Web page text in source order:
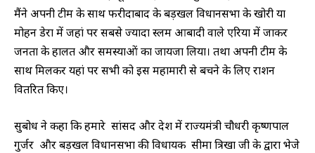
मैंने अपनी टीम के साथ फरीदाबाद के बड़खल विधानसभा के खोरी या
मोहन डेरा में जहां पर सबसे ज्यादा स्लम आबादी वाले एरिया में जाकर
जनता के हालत और समस्याओं का जायजा लिया। तथा अपनी टीम के
साथ मिलकर यहां पर सभी को इस महामारी से बचने के लिए राशन
वितरित किए।
सुबोध ने कहा कि हमारे सांसद और देश में राज्यमंत्री चौधरी कृष्णपाल
गुर्जर और बड़खल विधानसभा की विधायक सीमा त्रिखा जी के द्वारा भेजे